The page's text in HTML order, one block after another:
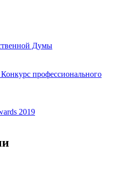
Думы
профессионального
2019